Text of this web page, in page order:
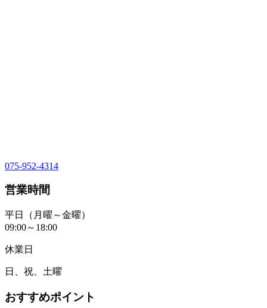
075-952-4314
営業時間
平日（月曜～金曜）
09:00～18:00
休業日
日、祝、土曜
おすすめポイント